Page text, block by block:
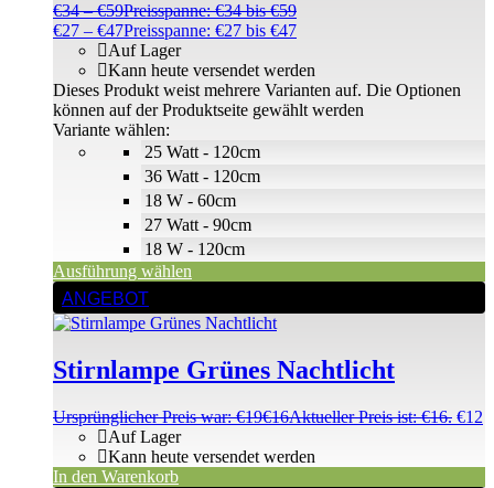
€34 –€59Preisspanne: €34 bis €59
€27 – €47Preisspanne: €27 bis €47
25 Watt - 120cm
36 Watt - 120cm
18 W - 60cm
27 Watt - 90cm
18 W - 120cm
Auf Lager
Kann heute versendet werden
Variante wählen:
Ausführung wählen
Dieses Produkt weist mehrere Varianten auf. Die Optionen
können auf der Produktseite gewählt werden
ANGEBOT
Stirnlampe Grünes Nachtlicht
Ursprünglicher Preis war: €19€16Aktueller Preis ist: €16. €12
Auf Lager
Kann heute versendet werden
In den Warenkorb